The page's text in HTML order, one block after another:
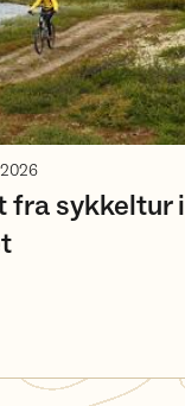
fra sykkeltur i